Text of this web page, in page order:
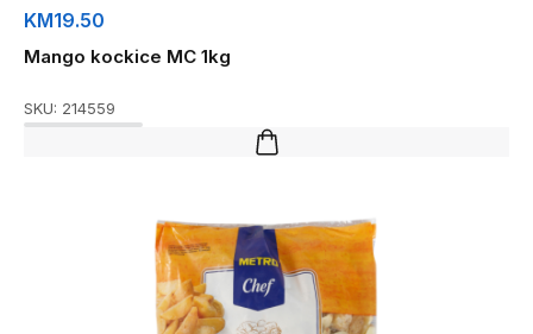
KM19.50
Mango kockice MC 1kg
SKU: 214559